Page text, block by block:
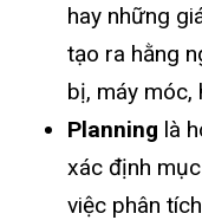
hay những
tạo ra hằng
bị, máy móc,
Planning là
xác định
việc phân